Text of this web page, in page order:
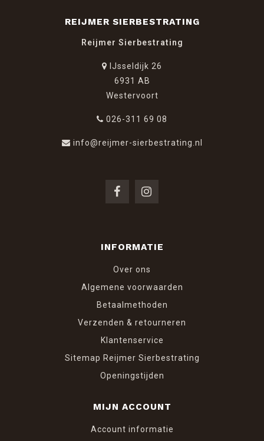
REIJMER SIERBESTRATING
Reijmer Sierbestrating
IJsseldijk 26
6931 AB
Westervoort
026-311 69 08
info@reijmer-sierbestrating.nl
INFORMATIE
Over ons
Algemene voorwaarden
Betaalmethoden
Verzenden & retourneren
Klantenservice
Sitemap Reijmer Sierbestrating
Openingstijden
MIJN ACCOUNT
Account informatie